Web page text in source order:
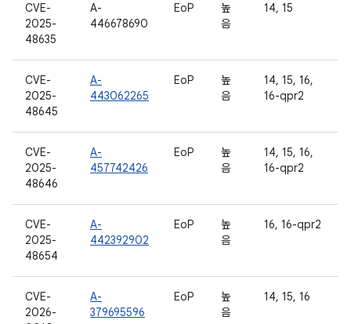
CVE-
2025-
48635
A-
446678690
EoP
높
음
14, 15
CVE-
2025-
48645
A-
443062265
EoP
높
음
14, 15, 16,
16-qpr2
CVE-
2025-
48646
A-
457742426
EoP
높
음
14, 15, 16,
16-qpr2
CVE-
2025-
48654
A-
442392902
EoP
높
음
16, 16-qpr2
CVE-
2026-
A-
379695596
EoP
높
음
14, 15, 16